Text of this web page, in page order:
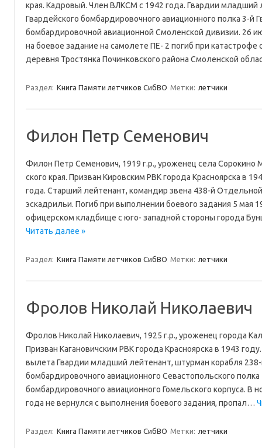
края. Кадровый. Член ВЛКСМ с 1942 года. Гвардии младший
Гвардейского бомбардировочного авиационного полка 3-й
бомбардировочной авиационной Смоленской дивизии. 26
на боевое задание на самолете ПЕ- 2 погиб при катастрофе
деревня Тростянка Починковского района Смоленской
Раздел: Книга Памяти летчиков СибВО Метки: летчики
Филон Петр Семенович
Филон Петр Семенович, 1919 г.р., уроженец села Сорокино
ского края. Призван Кировским РВК города Красноярска в
года. Старший лейтенант, командир звена 438-й
эскадрильи. Погиб при выполнении боевого задания 5 мая
офицерском кладбище с юго- западной стороны города
Читать далее »
Раздел: Книга Памяти летчиков СибВО Метки: летчики
Фролов Николай Николаевич
Фролов Николай Николаевич, 1925 г.р., уроженец города
Призван Кагановичским РВК города Красноярска в 1943
вылета Гвардии младший лейтенант, штурман корабля 238-
бомбардировочного авиационного Севастопольского полка
бомбардировочного авиационного Гомельского корпуса. В
года не вернулся с выполнения боевого задания, пропал…
Раздел: Книга Памяти летчиков СибВО Метки: летчики